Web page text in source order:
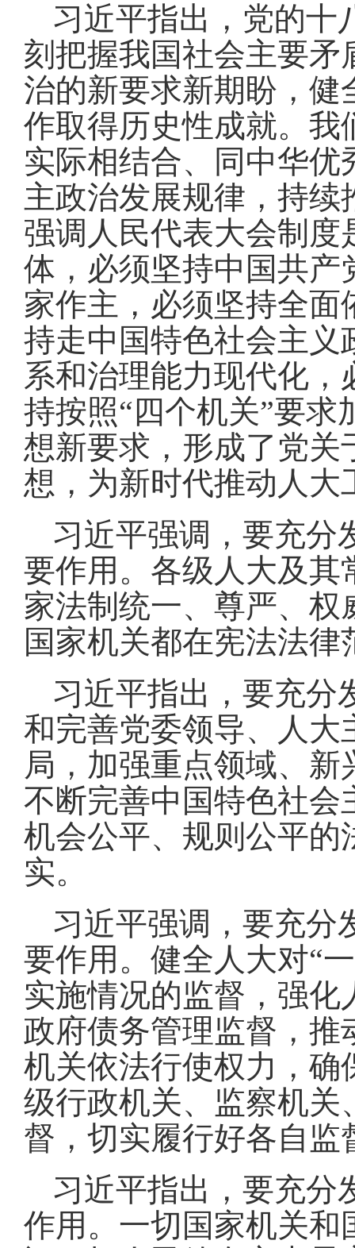
习近平指出，党的十
刻把握我国社会主要
治的新要求新期盼，
作取得历史性成就。我
实际相结合、同中华
主政治发展规律，持
强调人民代表大会制
体，必须坚持中国共产
家作主，必须坚持全
持走中国特色社会主义
系和治理能力现代化
持按照“四个机关”要
想新要求，形成了党
想，为新时代推动人
习近平强调，要充分
要作用。各级人大及其
家法制统一、尊严、
国家机关都在宪法法
习近平指出，要充分
和完善党委领导、人大
局，加强重点领域、
不断完善中国特色社会
机会公平、规则公平的
实。
习近平强调，要充分
要作用。健全人大对“
实施情况的监督，强
政府债务管理监督，
机关依法行使权力，确
级行政机关、监察机关
督，切实履行好各自监
习近平指出，要充分
作用。一切国家机关和